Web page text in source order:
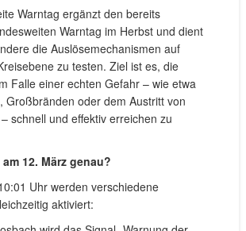
Warntag ergänzt den bereits
Warntag im Herbst und dient
die Auslösemechanismen auf
zu testen. Ziel ist es, die
Falle einer echten Gefahr – wie etwa
Großbränden oder dem Austritt von
schnell und effektiv erreichen zu
12. März genau?
Uhr werden verschiedene
aktiviert: